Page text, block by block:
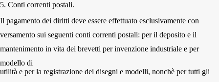
5. Conti correnti postali.
Il pagamento dei diritti deve essere effettuato esclusivamente con
versamento sui seguenti conti correnti postali: per il deposito e il
mantenimento in vita dei brevetti per invenzione industriale e per
modello di
utilità e per la registrazione dei disegni e modelli, nonchè per tutti gli